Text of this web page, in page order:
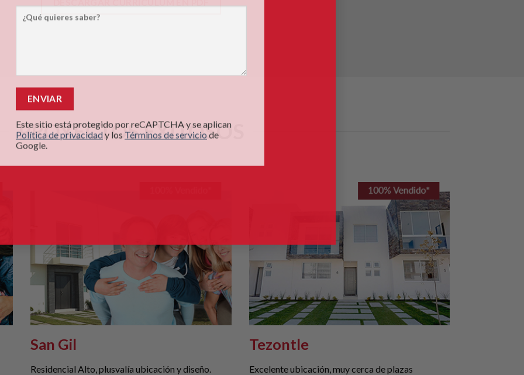
Este sitio está protegido por reCAPTCHA y se aplican
Política de privacidady los Términos de serviciode
Google.
PROYECTOS EXITOSOS
San Gil
Residencial Alto, plusvalía ubicación y diseño.
Tezontle
Excelente ubicación, muy cerca de plazas